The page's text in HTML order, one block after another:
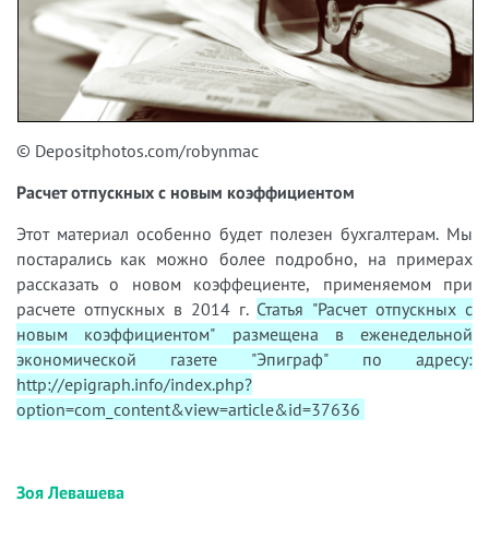
© Depositphotos.com/robynmac
Расчет отпускных с новым коэффициентом
Этот материал особенно будет полезен бухгалтерам. Мы
постарались как можно более подробно, на примерах
рассказать о новом коэффециенте, применяемом при
расчете отпускных в 2014 г. Статья "Расчет отпускных с
новым коэффициентом" размещена в еженедельной
экономической газете "Эпиграф" по адресу:
http://epigraph.info/index.php?
option=com_content&view=article&id=37636
Зоя Левашева